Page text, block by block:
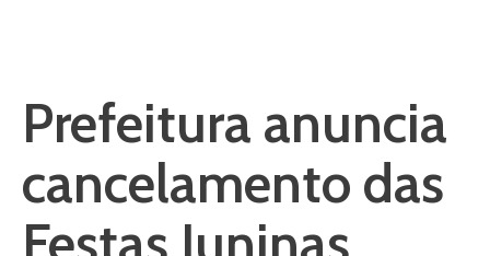
Prefeitura anuncia
cancelamento das